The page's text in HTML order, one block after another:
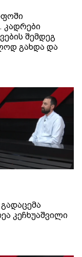
კადრები
შემდეგ
გახდა და
კეჩხუაშვილი